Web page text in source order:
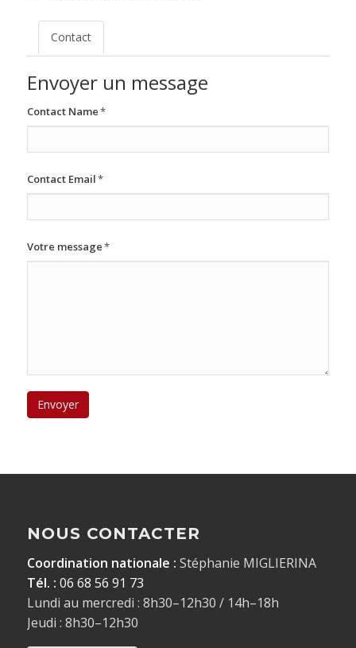
Contact
Envoyer un message
Contact Name*
Contact Email*
Votre message*
NOUS CONTACTER
Coordination nationale : Stéphanie MIGLIERINA
Tél. : 06 68 56 91 73
Lundi au mercredi : 8h30–12h30 / 14h–18h
Jeudi : 8h30–12h30